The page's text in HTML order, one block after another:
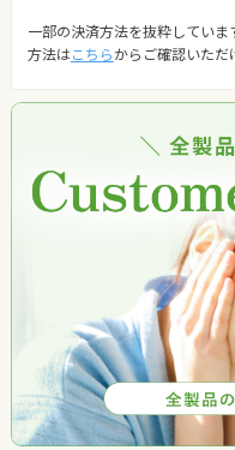
一部の決済方法を抜粋してい
方法は こちら からご確認いただ